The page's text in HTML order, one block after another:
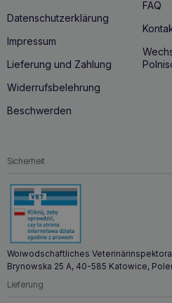
Datenschutzerklärung
Impressum
Lieferung und Zahlung
Widerrufsbelehrung
Beschwerden
FAQ
Sicherheit
Woiwodschaftliches
Brynowska 25 A, 40-585 Katowice,
Lieferung